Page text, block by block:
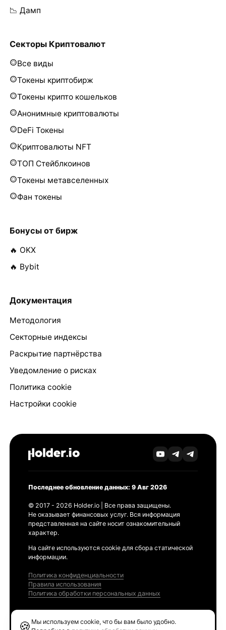
📉 Дамп
Секторы Криптовалют
Все виды
Токены криптобирж
Токены крипто кошельков
Анонимные криптовалюты
DeFi Токены
Криптовалюты NFT
ТОП Стейблкоинов
Токены метавселенных
Фан токены
Бонусы от бирж
🔥 OKX
🔥 Bybit
Документация
Методология
Секторные индексы
Раскрытие партнёрства
Уведомление о рисках
Политика cookie
Настройки cookie
Последнее обновление данных: 9 Авг 2026
© 2017 - 2026 Holder.io | Все права защищены.
Не оказывает финансовых услуг. Вся информация
представленная на сайте носит ознакомительный
характер.
На сайте используются cookie для сбора статической
информации.
Политика конфиденциальности
Правила использования
Политика обработки персональных данных
🍪 Мы используем cookie, что бы вам было удобно.